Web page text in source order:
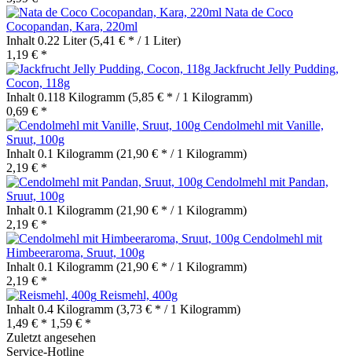
Nata de Coco
Cocopandan, Kara, 220ml
Inhalt 0.22 Liter(5,41 € * / 1 Liter)
1,19 € *
Jackfrucht Jelly Pudding,
Cocon, 118g
Inhalt 0.118 Kilogramm (5,85 € * / 1 Kilogramm)
0,69 € *
Cendolmehl mit Vanille,
Sruut, 100g
Inhalt 0.1 Kilogramm (21,90 € * / 1 Kilogramm)
2,19 € *
Cendolmehl mit Pandan,
Sruut, 100g
Inhalt 0.1 Kilogramm (21,90 € * / 1 Kilogramm)
2,19 € *
Cendolmehl mit
Himbeeraroma, Sruut, 100g
Inhalt 0.1 Kilogramm (21,90 € * / 1 Kilogramm)
2,19 € *
Reismehl, 400g
Inhalt 0.4 Kilogramm (3,73 € * / 1 Kilogramm)
1,49 € * 1,59 € *
Zuletzt angesehen
Service-Hotline